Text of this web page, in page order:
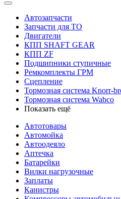
Автозапчасти
Запчасти для ТО
Двигатели
КПП SHAFT GEAR
КПП ZF
Подшипники ступичные
Ремкомплекты ГРМ
Сцепление
Тормозная система Knorr-
Тормозная система Wabco
Показать ещё
Автотовары
Автомойка
Автоодеяло
Аптечка
Батарейки
Вилки нагрузочные
Заплаты
Канистры